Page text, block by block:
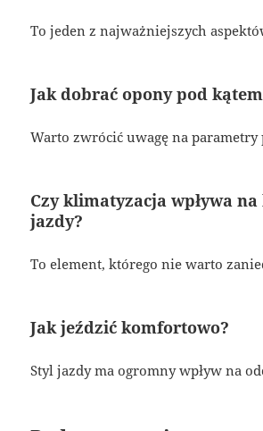
To jeden z najważniejszych
Jak dobrać opony pod
Warto zwrócić uwagę na parametry
Czy klimatyzacja wpływa
jazdy?
To element, którego nie warto
Jak jeździć komfortowo?
Styl jazdy ma ogromny wpływ na